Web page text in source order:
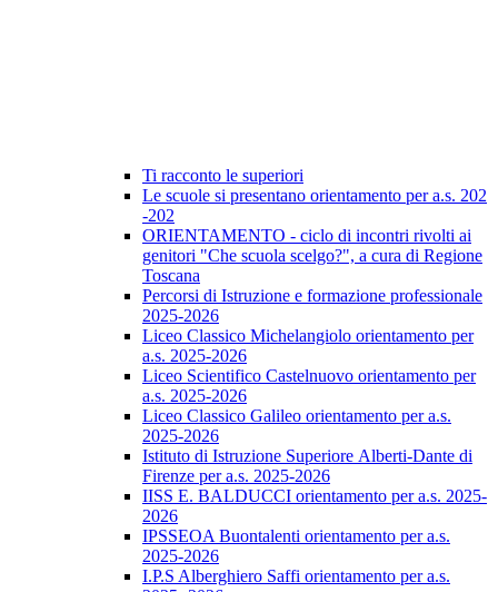
Ti racconto le superiori
Le scuole si presentano orientamento per a.s. 202
-202
ORIENTAMENTO - ciclo di incontri rivolti ai
genitori "Che scuola scelgo?", a cura di Regione
Toscana
Percorsi di Istruzione e formazione professionale
2025-2026
Liceo Classico Michelangiolo orientamento per
a.s. 2025-2026
Liceo Scientifico Castelnuovo orientamento per
a.s. 2025-2026
Liceo Classico Galileo orientamento per a.s.
2025-2026
Istituto di Istruzione Superiore Alberti-Dante di
Firenze per a.s. 2025-2026
IISS E. BALDUCCI orientamento per a.s. 2025-
2026
IPSSEOA Buontalenti orientamento per a.s.
2025-2026
I.P.S Alberghiero Saffi orientamento per a.s.